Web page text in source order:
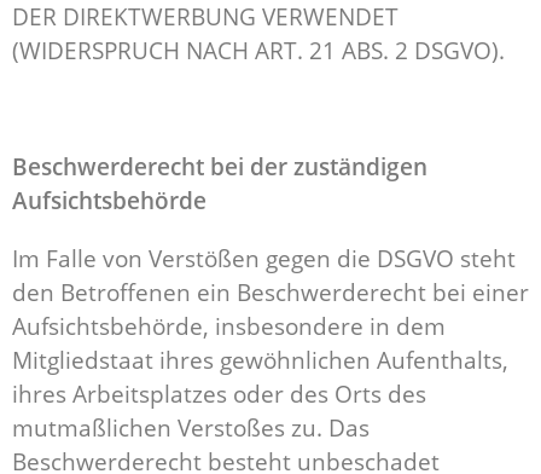
DER DIREKTWERBUNG VERWENDET
(WIDERSPRUCH NACH ART. 21 ABS. 2 DSGVO).
Beschwerde­recht bei der zuständigen
Aufsichts­behörde
Im Falle von Verstößen gegen die DSGVO steht
den Betroffenen ein Beschwerderecht bei einer
Aufsichtsbehörde, insbesondere in dem
Mitgliedstaat ihres gewöhnlichen Aufenthalts,
ihres Arbeitsplatzes oder des Orts des
mutmaßlichen Verstoßes zu. Das
Beschwerderecht besteht unbeschadet